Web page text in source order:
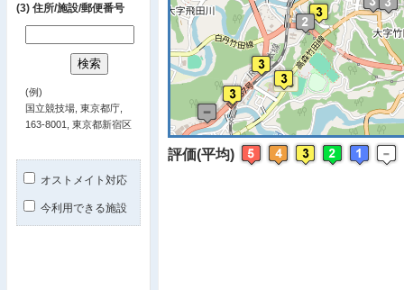
評価(平均)
(3) 住所/施設/郵便番号
(例)
国立競技場, 東京都庁,
163-8001, 東京都新宿区
オストメイト対応
今利用できる施設